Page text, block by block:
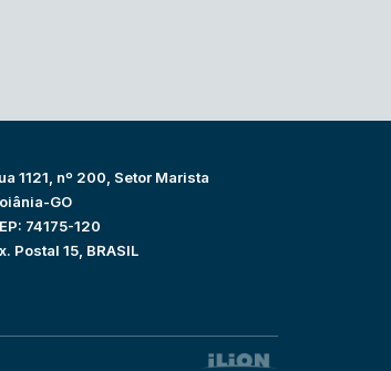
1121, nº 200, Setor Marista
GO
74175-120
Postal 15, BRASIL